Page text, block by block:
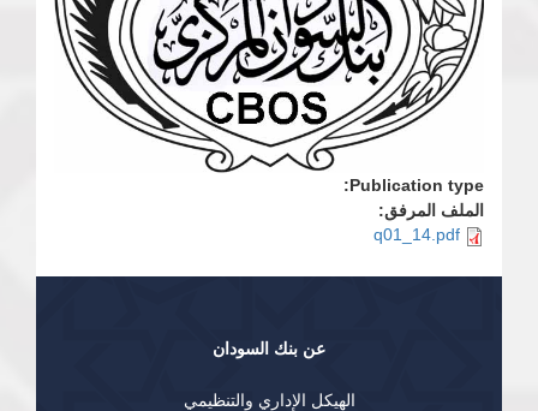
Publication type:
الملف المرفق:
q01_14.pdf
عن بنك السودان
الهيكل الإداري والتنظيمي